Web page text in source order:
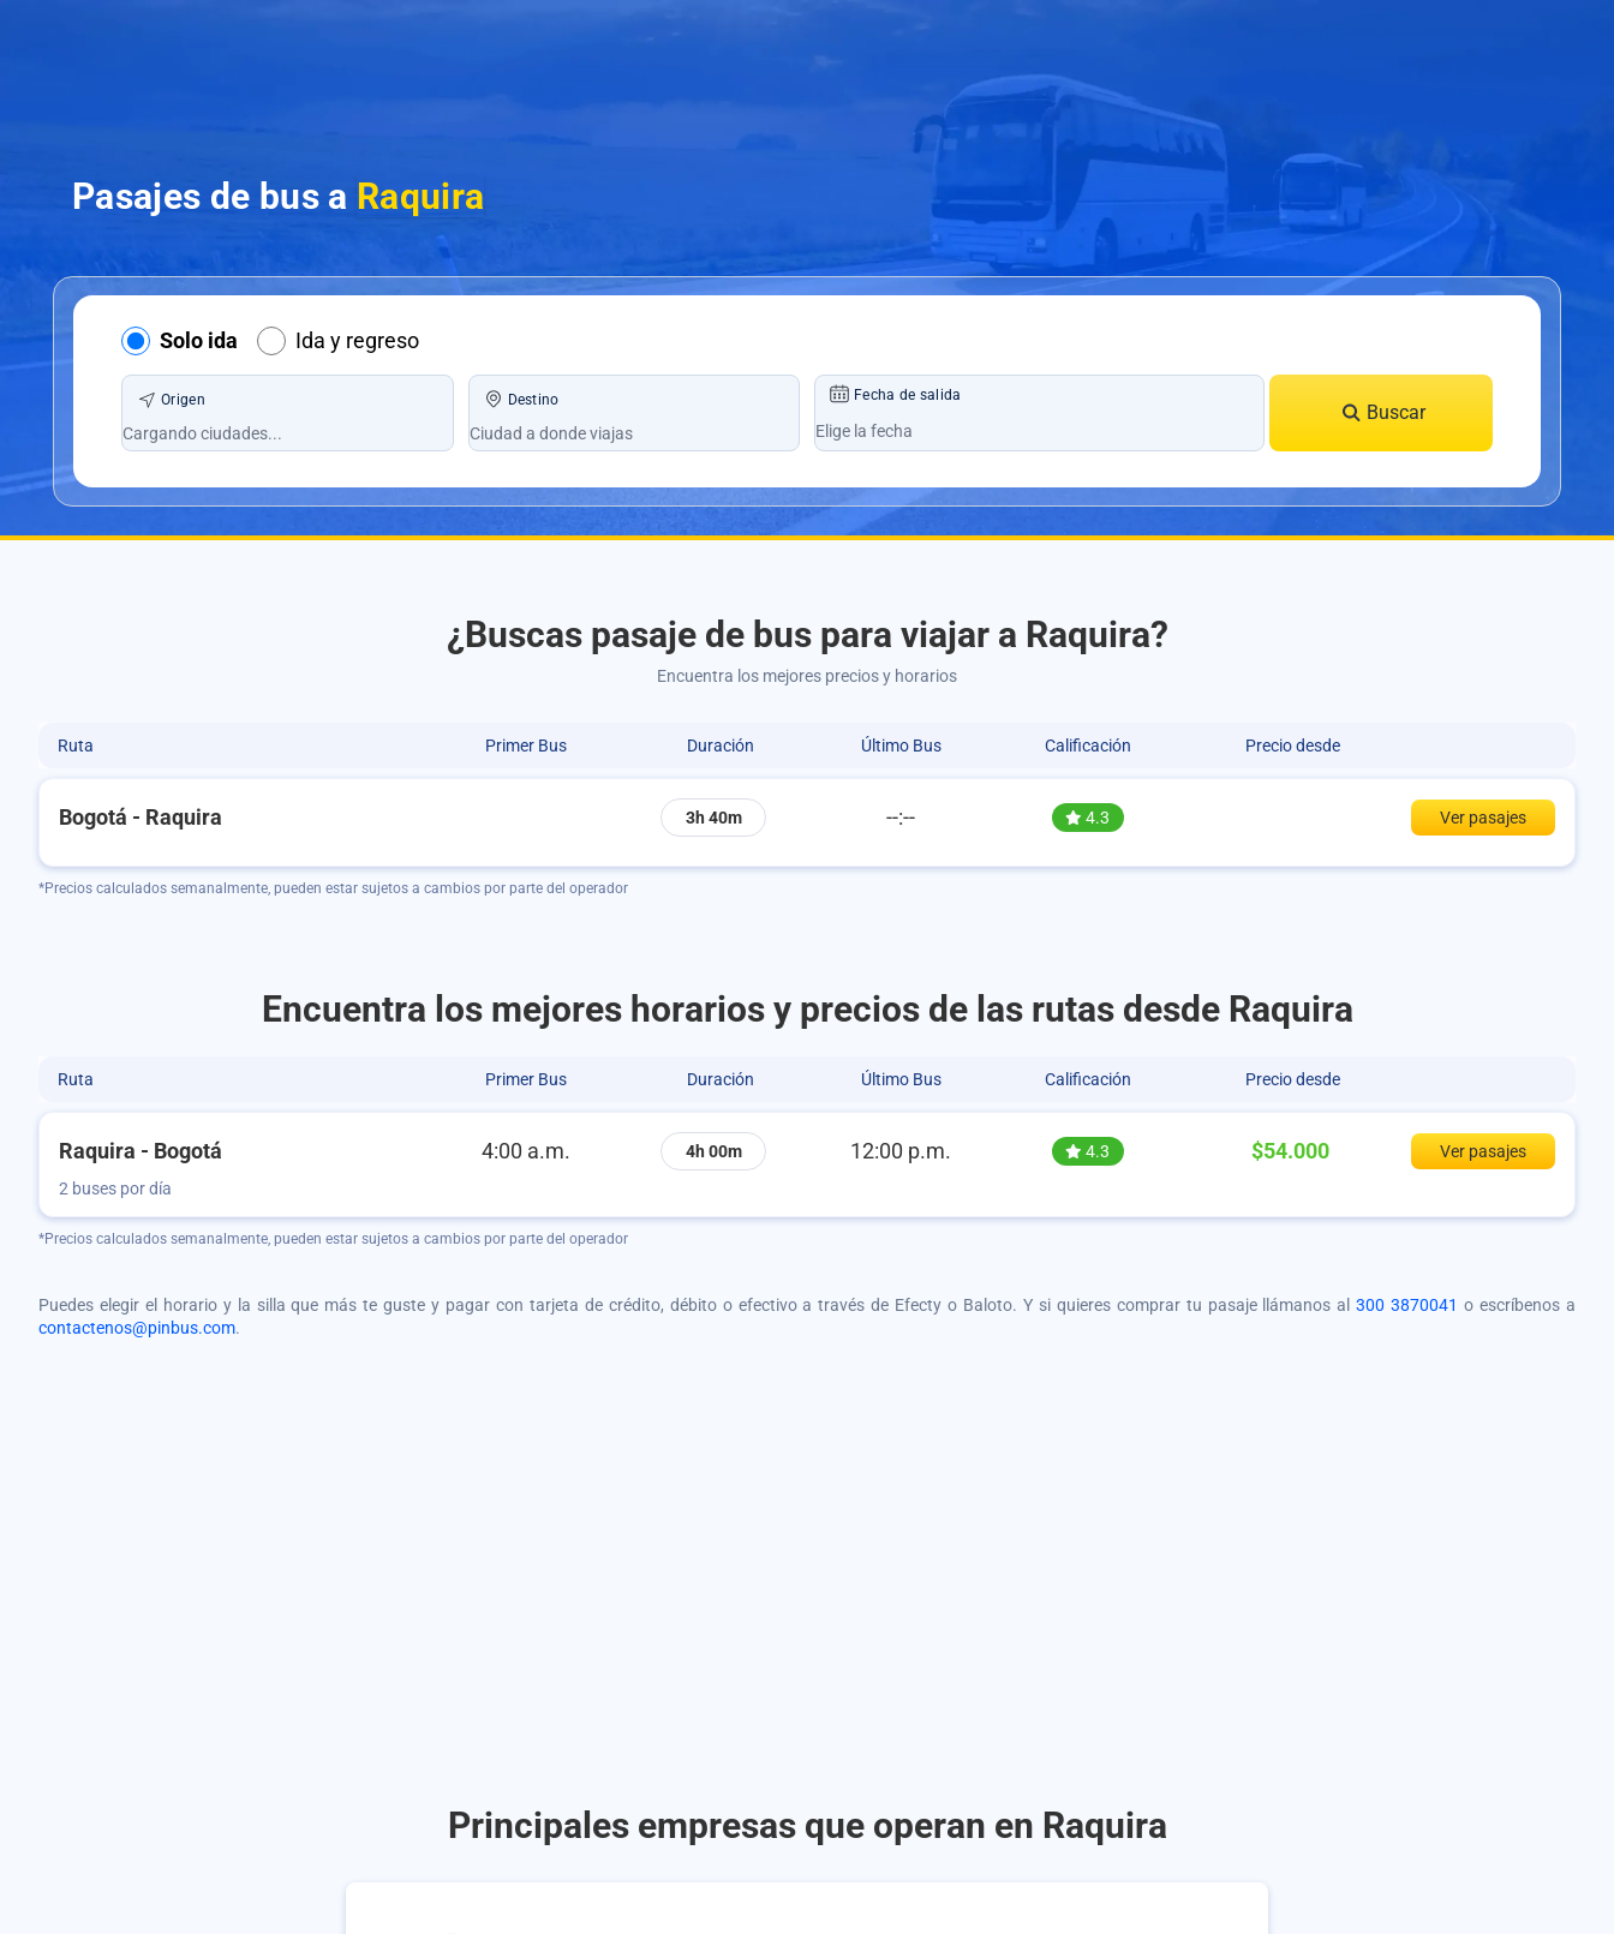
Pasajes de bus a Raquira
Solo ida Ida y regreso
Origen Destino Fecha de salida
Buscar
¿Buscas pasaje de bus para viajar a Raquira?
Encuentra los mejores precios y horarios
Ruta Primer Bus Duración Último Bus Calificación Precio desde
Bogotá - Raquira 3h 40m --:-- 4.3 Ver pasajes
*Precios calculados semanalmente, pueden estar sujetos a cambios por parte del operador
Encuentra los mejores horarios y precios de las rutas desde Raquira
Ruta Primer Bus Duración Último Bus Calificación Precio desde
Raquira - Bogotá 4:00 a.m. 4h 00m 12:00 p.m. 4.3 $54.000
Ver pasajes
2 buses por día
*Precios calculados semanalmente, pueden estar sujetos a cambios por parte del operador
Puedes elegir el horario y la silla que más te guste y pagar con tarjeta de crédito, débito o efectivo a través de Efecty o Baloto. Y si quieres comprar tu pasaje llámanos al300 3870041 o escríbenos a
contactenos@pinbus.com.
Principales empresas que operan en Raquira